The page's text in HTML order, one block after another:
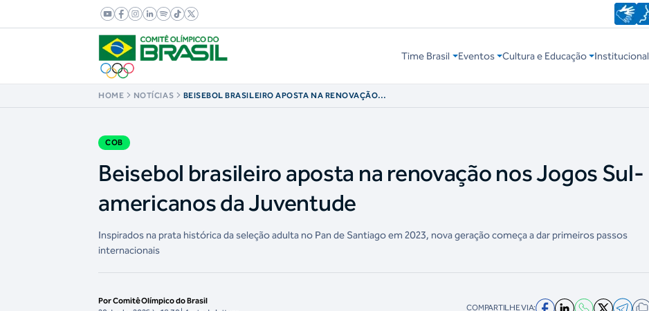
Time Brasil Eventos Cultura e Educação Institucional
HOME NOTÍCIAS
BEISEBOL BRASILEIRO APOSTA NA RENOVAÇÃO
COB
Beisebol brasileiro aposta na renovação nos Jogos Sul-
americanos da Juventude
Inspirados na prata histórica da seleção adulta no Pan de Santiago em 2023, nova geração começa a dar primeiros passos
internacionais
Por Comitê Olímpico do Brasil
COMPARTILHE VIA: